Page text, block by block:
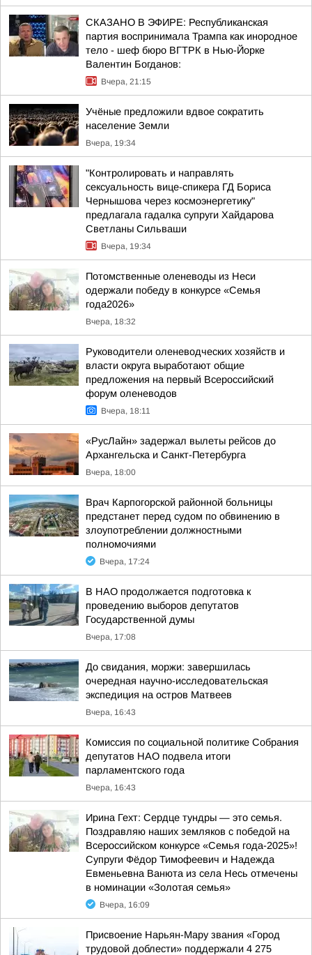
СКАЗАНО В ЭФИРЕ: Республиканская
партия воспринимала Трампа как инородное
тело - шеф бюро ВГТРК в Нью-Йорке
Валентин Богданов:
Вчера, 21:15
Учёные предложили вдвое сократить
население Земли
Вчера, 19:34
"Контролировать и направлять
сексуальность вице-спикера ГД Бориса
Чернышова через космоэнергетику"
предлагала гадалка супруги Хайдарова
Светланы Сильваши
Вчера, 19:34
Потомственные оленеводы из Неси
одержали победу в конкурсе «Семья
года2026»
Вчера, 18:32
Руководители оленеводческих хозяйств и
власти округа выработают общие
предложения на первый Всероссийский
форум оленеводов
Вчера, 18:11
«РусЛайн» задержал вылеты рейсов до
Архангельска и Санкт-Петербурга
Вчера, 18:00
Врач Карпогорской районной больницы
предстанет перед судом по обвинению в
злоупотреблении должностными
полномочиями
Вчера, 17:24
В НАО продолжается подготовка к
проведению выборов депутатов
Государственной думы
Вчера, 17:08
До свидания, моржи: завершилась
очередная научно-исследовательская
экспедиция на остров Матвеев
Вчера, 16:43
Комиссия по социальной политике Собрания
депутатов НАО подвела итоги
парламентского года
Вчера, 16:43
Ирина Гехт: Сердце тундры — это семья.
Поздравляю наших земляков с победой на
Всероссийском конкурсе «Семья года-2025»!
Супруги Фёдор Тимофеевич и Надежда
Евменьевна Ванюта из села Несь отмечены
в номинации «Золотая семья»
Вчера, 16:09
Присвоение Нарьян-Мару звания «Город
трудовой доблести» поддержали 4 275